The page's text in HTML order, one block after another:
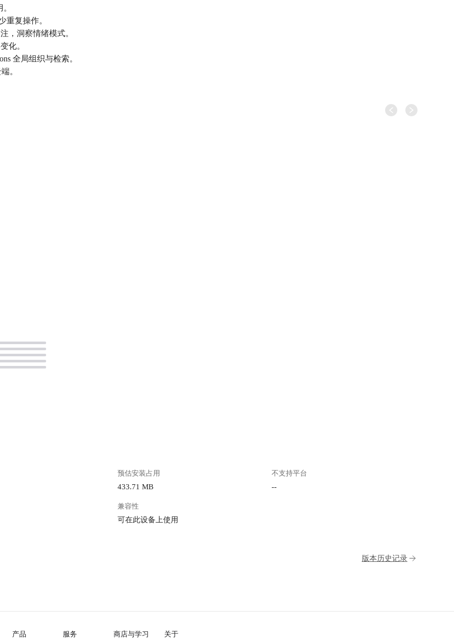
重复操作。
，洞察情绪模式。
化。
全局组织与检索。
。
预估安装占用
433.71 MB
不支持平台
--
兼容性
可在此设备上使用
版本历史记录
产品 服务 商店与学习 关于